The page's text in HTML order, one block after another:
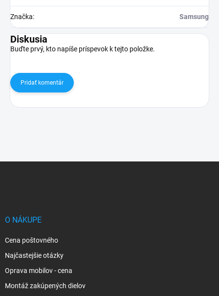
Značka: Samsung
Diskusia
Buďte prvý, kto napíše príspevok k tejto položke.
Pridať komentár
O NÁKUPE
Cena poštovného
Najčastejšie otázky
Oprava mobilov - cena
Montáž zakúpených dielov